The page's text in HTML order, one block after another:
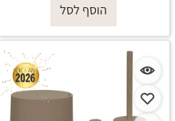
הוסף לסל